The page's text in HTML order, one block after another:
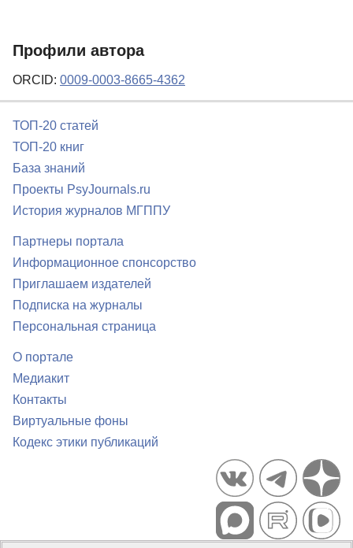
Профили автора
ORCID: 0009-0003-8665-4362
ТОП-20 статей
ТОП-20 книг
База знаний
Проекты PsyJournals.ru
История журналов МГППУ
Партнеры портала
Информационное спонсорство
Приглашаем издателей
Подписка на журналы
Персональная страница
О портале
Медиакит
Контакты
Виртуальные фоны
Кодекс этики публикаций